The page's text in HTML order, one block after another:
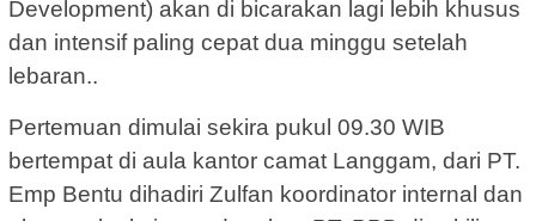
Development) akan di bicarakan lagi lebih khusus
dan intensif paling cepat dua minggu setelah
lebaran..
Pertemuan dimulai sekira pukul 09.30 WIB
bertempat di aula kantor camat Langgam, dari PT.
Emp Bentu dihadiri Zulfan koordinator internal dan